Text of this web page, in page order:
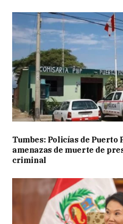
Tumbes: Policías de Puerto
amenazas de muerte de
criminal